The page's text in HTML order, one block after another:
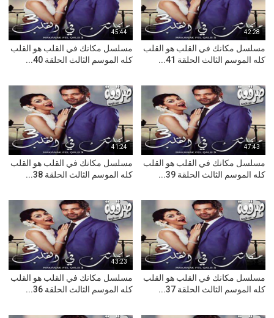
42:28
مسلسل مكانك في القلب هو القلب
كله الموسم الثالث الحلقة 41...
45:44
مسلسل مكانك في القلب هو القلب
كله الموسم الثالث الحلقة 40...
47:43
مسلسل مكانك في القلب هو القلب
كله الموسم الثالث الحلقة 39...
41:24
مسلسل مكانك في القلب هو القلب
كله الموسم الثالث الحلقة 38...
مسلسل مكانك في القلب هو القلب
كله الموسم الثالث الحلقة 37...
43:23
مسلسل مكانك في القلب هو القلب
كله الموسم الثالث الحلقة 36...